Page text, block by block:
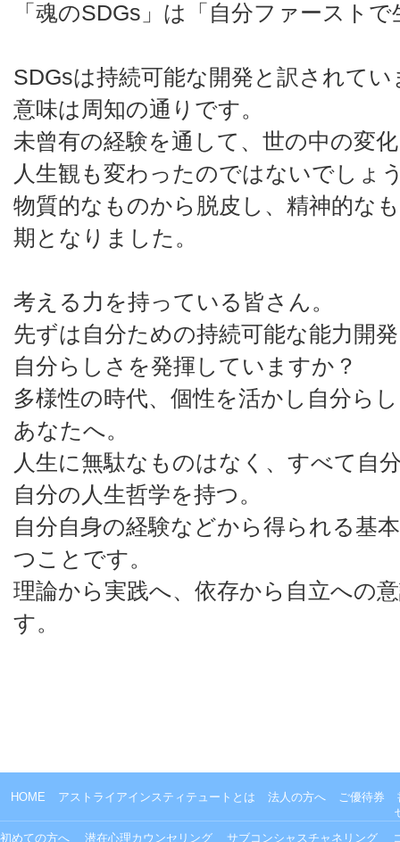
「魂のSDGs」は「自分ファースト
SDGsは持続可能な開発と訳されてい
意味は周知の通りです。
未曾有の経験を通して、世の中の変
人生観も変わったのではないでしょ
物質的なものから脱皮し、精神的な
期となりました。
考える力を持っている皆さん。
先ずは自分ための持続可能な能力開
自分らしさを発揮していますか？
多様性の時代、個性を活かし自分ら
あなたへ。
人生に無駄なものはなく、すべて自
自分の人生哲学を持つ。
自分自身の経験などから得られる基
つことです。
理論から実践へ、依存から自立への
す。
HOME アストライアインスティテュートとは 法人の方へ ご優待券
初めての方へ 潜在心理カウンセリング サブコンシャスチャネリング